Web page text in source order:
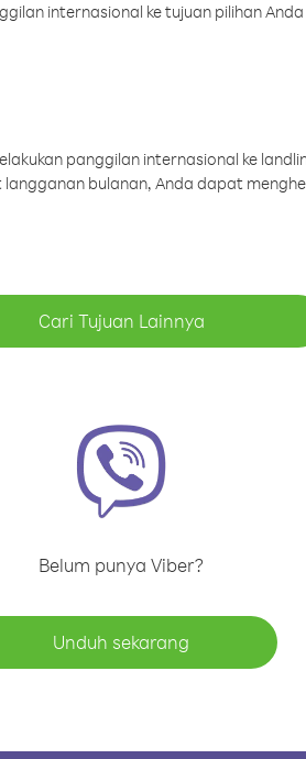
internasional ke tujuan pilihan
panggilan internasional ke
bulanan, Anda dapat
Cari Tujuan Lainnya
Belum punya Viber?
Unduh sekarang